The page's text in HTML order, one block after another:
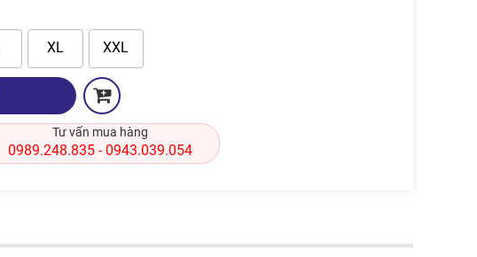
XL XXL
Tư vấn mua hàng
0989.248.835 - 0943.039.054